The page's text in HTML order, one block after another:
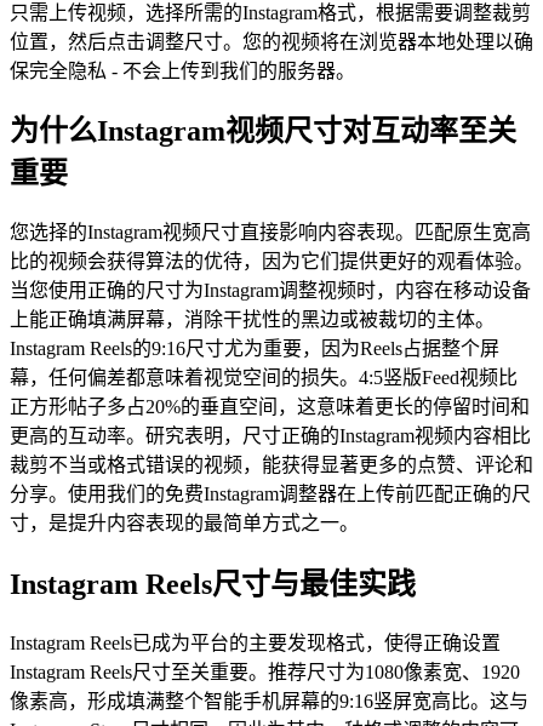
只需上传视频，选择所需的Instagram格式，根据需要调整裁剪
位置，然后点击调整尺寸。您的视频将在浏览器本地处理以确
保完全隐私 - 不会上传到我们的服务器。
为什么Instagram视频尺寸对互动率至关
重要
您选择的Instagram视频尺寸直接影响内容表现。匹配原生宽高
比的视频会获得算法的优待，因为它们提供更好的观看体验。
当您使用正确的尺寸为Instagram调整视频时，内容在移动设备
上能正确填满屏幕，消除干扰性的黑边或被裁切的主体。
Instagram Reels的9:16尺寸尤为重要，因为Reels占据整个屏
幕，任何偏差都意味着视觉空间的损失。4:5竖版Feed视频比
正方形帖子多占20%的垂直空间，这意味着更长的停留时间和
更高的互动率。研究表明，尺寸正确的Instagram视频内容相比
裁剪不当或格式错误的视频，能获得显著更多的点赞、评论和
分享。使用我们的免费Instagram调整器在上传前匹配正确的尺
寸，是提升内容表现的最简单方式之一。
Instagram Reels尺寸与最佳实践
Instagram Reels已成为平台的主要发现格式，使得正确设置
Instagram Reels尺寸至关重要。推荐尺寸为1080像素宽、1920
像素高，形成填满整个智能手机屏幕的9:16竖屏宽高比。这与